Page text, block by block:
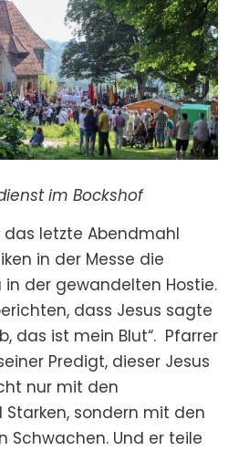
im Bockshof
das letzte Abendmahl
in der Messe die
der gewandelten Hostie.
dass Jesus sagte
das ist mein Blut“. Pfarrer
Predigt, dieser Jesus
nur mit den
Starken, sondern mit den
Schwachen. Und er teile